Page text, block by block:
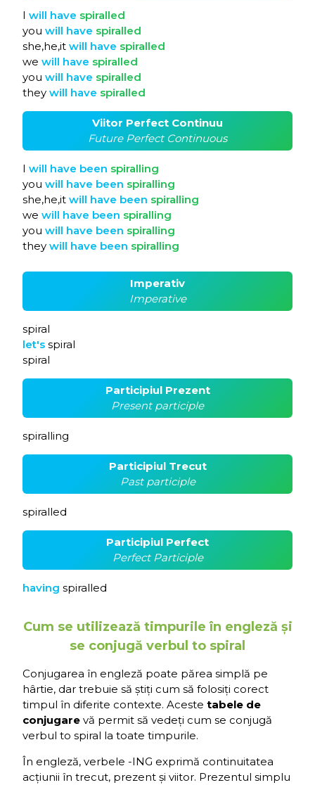
I will have spiralled
you will have spiralled
she,he,it will have spiralled
we will have spiralled
you will have spiralled
they will have spiralled
Viitor Perfect Continuu
Future Perfect Continuous
I will have been spiralling
you will have been spiralling
she,he,it will have been spiralling
we will have been spiralling
you will have been spiralling
they will have been spiralling
Imperativ
Imperative
spiral
let's spiral
spiral
Participiul Prezent
Present participle
spiralling
Participiul Trecut
Past participle
spiralled
Participiul Perfect
Perfect Participle
having spiralled
Cum se utilizează timpurile în engleză și
se conjugă verbul to spiral
Conjugarea în engleză poate părea simplă pe
hârtie, dar trebuie să știți cum să folosiți corect
timpul în diferite contexte. Aceste tabele de
conjugare vă permit să vedeți cum se conjugă
verbul to spiral la toate timpurile.
În engleză, verbele -ING exprimă continuitatea
acțiunii în trecut, prezent și viitor. Prezentul simplu